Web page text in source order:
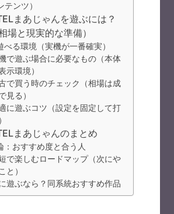
テンツ）
まあじゃんを遊ぶには？
場と現実的な準備）
べる環境（実機が一番確実）
で遊ぶ場合に必要なもの（本体
示環境）
で買う時のチェック（相場は成
見る）
に遊ぶコツ（設定を固定して打
まあじゃんのまとめ
：おすすめ度と合う人
で楽しむロードマップ（次にや
と）
遊ぶなら？同系統おすすめ作品